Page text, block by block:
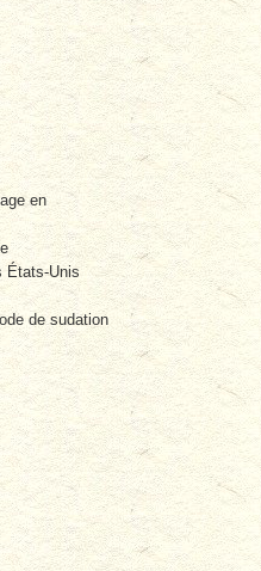
en
États-Unis
de sudation